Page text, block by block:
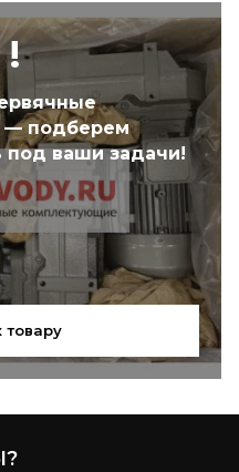
— подберем
ваши задачи!
товару